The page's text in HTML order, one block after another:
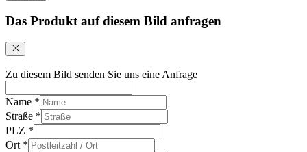
Das Produkt auf diesem Bild anfragen
Zu diesem Bild senden Sie uns eine Anfrage
Name *
Straße *
PLZ *
Ort *